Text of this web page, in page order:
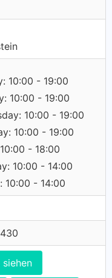
10:00 - 19:00
10:00 - 19:00
10:00 - 19:00
10:00 - 19:00
- 18:00
10:00 - 14:00
10:00 - 14:00